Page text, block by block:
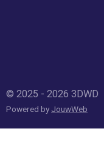
© 2025 - 2026 3DWD
Powered by JouwWeb